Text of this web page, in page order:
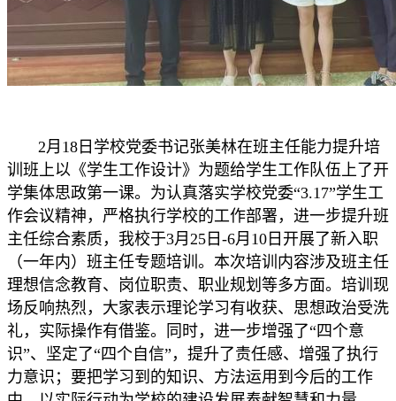
2月18日学校党委书记张美林在班主任能力提升培
训班上以《学生工作设计》为题给学生工作队伍上了开
学集体思政第一课。为认真落实学校党委“3.17”学生工
作会议精神，严格执行学校的工作部署，进一步提升班
主任综合素质，我校于3月25日-6月10日开展了新入职
（一年内）班主任专题培训。本次培训内容涉及班主任
理想信念教育、岗位职责、职业规划等多方面。培训现
场反响热烈，大家表示理论学习有收获、思想政治受洗
礼，实际操作有借鉴。同时，进一步增强了“四个意
识”、坚定了“四个自信”，提升了责任感、增强了执行
力意识；要把学习到的知识、方法运用到今后的工作